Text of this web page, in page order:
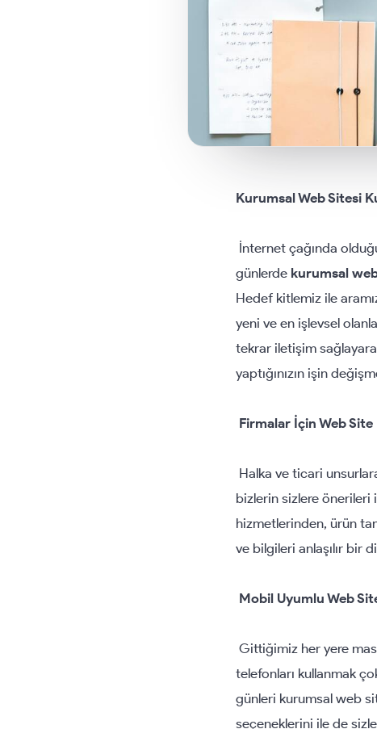
Kurumsal Web Sitesi
İnternet çağında
günlerde kurumsal
Hedef kitlemiz ile
yeni ve en işlevsel
tekrar iletişim
yaptığınızın işin
Firmalar İçin Web
Halka ve ticari
bizlerin sizlere önerileri
hizmetlerinden, ürün
ve bilgileri anlaşılır bir
Mobil Uyumlu Web
Gittiğimiz her yere
telefonları kullanmak
günleri kurumsal web
seçeneklerini ile de